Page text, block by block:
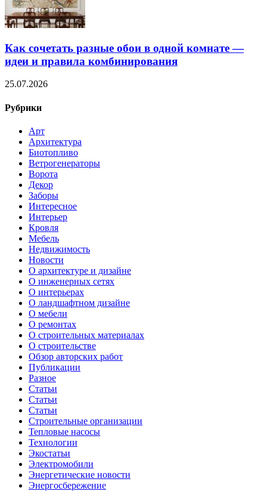
Как сочетать разные обои в одной комнате —
идеи и правила комбинирования
25.07.2026
Рубрики
Арт
Архитектура
Биотопливо
Ветрогенераторы
Ворота
Декор
Заборы
Интересное
Интерьер
Кровля
Мебель
Недвижимость
Новости
О архитектуре и дизайне
О инженерных сетях
О интерьерах
О ландшафтном дизайне
О мебели
О ремонтах
О строительных материалах
О строительстве
Обзор авторских работ
Публикации
Разное
Статьи
Статьи
Статьи
Строительные организации
Тепловые насосы
Технологии
Экостатьи
Электромобили
Энергетические новости
Энергосбережение